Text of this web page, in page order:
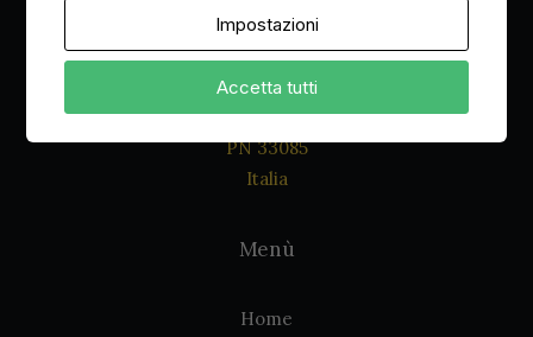
Dove siamo
Via Roma, 8
Maniago
PN 33085
Italia
Menù
Home
Impostazioni
Accetta tutti